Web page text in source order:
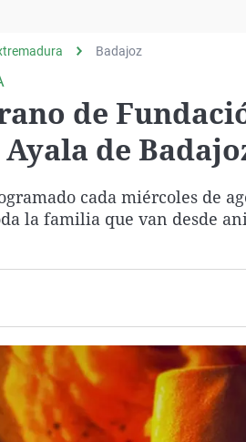
Operación Viuda
Negra
Navarra
Badajoz
de
Ayala de
cada miércoles de
la familia que van desde